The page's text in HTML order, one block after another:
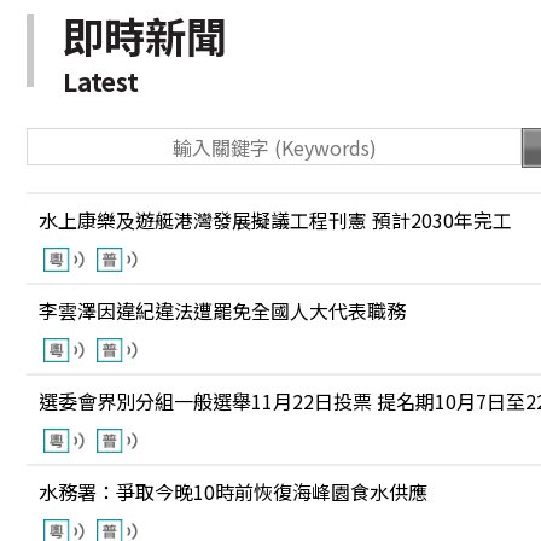
即時新聞
Latest
水上康樂及遊艇港灣發展擬議工程刊憲 預計2030年完工
李雲澤因違紀違法遭罷免全國人大代表職務
選委會界別分組一般選舉11月22日投票 提名期10月7日至
水務署：爭取今晚10時前恢復海峰園食水供應